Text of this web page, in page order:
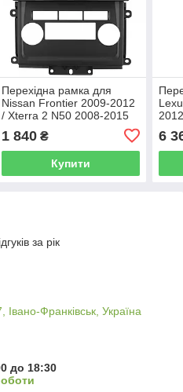
Перехідна рамка для
Nissan Frontier 2009-2012
/ Xterra 2 N50 2008-2015
1 840₴
Купити
6
за рік
Франківськ, Україна
до 18:30